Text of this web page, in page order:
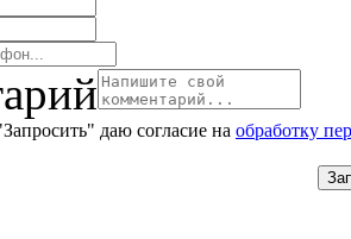
даю согласие на обработку